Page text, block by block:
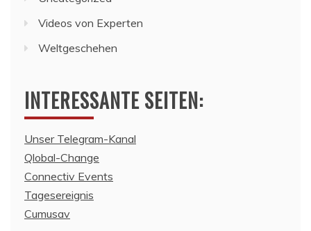
Videos von Experten
Weltgeschehen
INTERESSANTE SEITEN:
Unser Telegram-Kanal
Qlobal-Change
Connectiv Events
Tagesereignis
Cumusav